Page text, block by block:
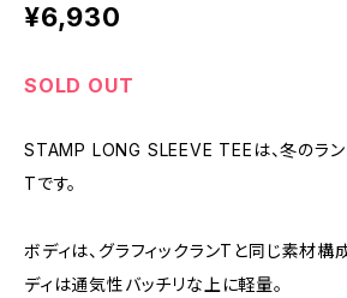
¥6,930
SOLD OUT
STAMP LONG SLEEVE TEEは、冬のラ
Tです。
ボディは、グラフィックランTと同じ素材構
ディは通気性バッチリな上に軽量。